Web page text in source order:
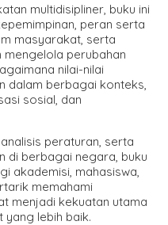
multidisipliner, buku ini
peran serta
masyarakat, serta
perubahan
nilai-nilai
dalam berbagai konteks,
sosial, dan
peraturan, serta
di berbagai negara, buku
akademisi, mahasiswa,
memahami
menjadi kekuatan utama
yang lebih baik.